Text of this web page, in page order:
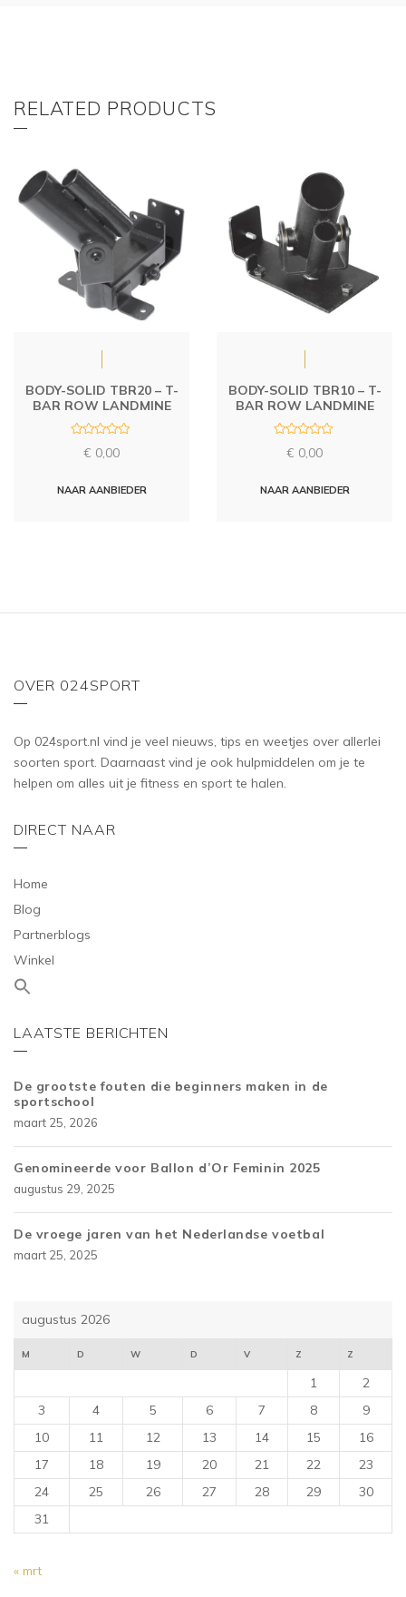
RELATED PRODUCTS
BODY-SOLID TBR20 – T-
BAR ROW LANDMINE
d
€ 0,00
NAAR AANBIEDER
BODY-SOLID TBR10 – T-
BAR ROW LANDMINE
d
€ 0,00
NAAR AANBIEDER
OVER 024SPORT
Op 024sport.nl vind je veel nieuws, tips en weetjes over allerlei
soorten sport. Daarnaast vind je ook hulpmiddelen om je te
helpen om alles uit je fitness en sport te halen.
DIRECT NAAR
Home
Blog
Partnerblogs
Winkel
LAATSTE BERICHTEN
De grootste fouten die beginners maken in de
sportschool
maart 25, 2026
Genomineerde voor Ballon d’Or Feminin 2025
augustus 29, 2025
De vroege jaren van het Nederlandse voetbal
maart 25, 2025
augustus 2026
M D W D V Z Z
1
2
3
4 5 6 7 8
9
10
11 12 13 14 15
16
17
18 19 20 21 22
23
24
25 26 27 28 29
30
31
« mrt